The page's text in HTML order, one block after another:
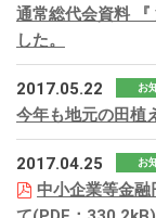
通常総代会資料 『
した。
2017.05.22 お
今年も地元の田植
2017.04.25 お
中小企業等金